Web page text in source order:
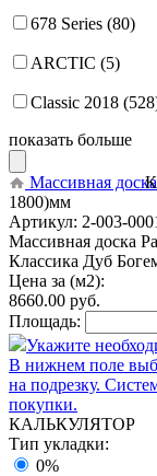
678 Series (80)
ARCTIC (5)
Classic 2018
показать больше
Массивная доска
1800)мм
Артикул: 2-003-
Массивная доска
Классика Дуб
Цена за (м2):
8660.00 руб.
Площадь:
Укажите
В нижнем поле
на подрезку.
покупки.
КАЛЬКУЛЯТОР
Тип укладки:
0%